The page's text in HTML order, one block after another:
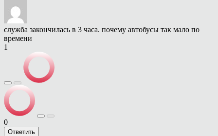
служба закончилась в 3 часа. почему автобусы так мало по
времени
1
0
Ответить